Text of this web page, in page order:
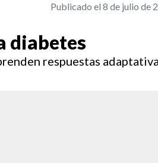
Publicado el 8 de julio de
diabetes
respuestas